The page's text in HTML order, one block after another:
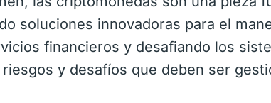
soluciones innovadoras para el
financieros y desafiando los
y desafíos que deben ser